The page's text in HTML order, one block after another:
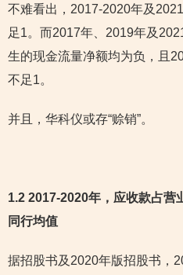
不难看出，2017-2020年及
足1。而2017年、2019年及
生的现金流量净额均为负，且
不足1。
并且，华科仪或存“赊销”。
1.2 2017-2020年，应收款占营
同行均值
据招股书及2020年版招股书，